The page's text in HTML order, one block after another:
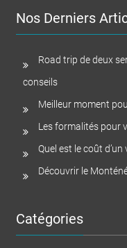
Nos Derniers
Road trip de deux
conseils
Meilleur moment
Les formalités pour
Quel est le coût
Découvrir le
Catégories